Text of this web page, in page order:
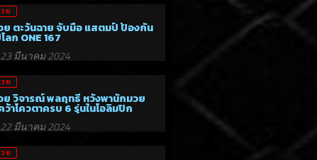
ย
ย ตะวันฉาย จับมือ แสตมป์ ป้องกัน
ลก ONE 167
23 มีนาคม 2024
ย
ย วิจารณ์ พลฤทธิ์ หวังพานักมวย
าโควตาครบ 6 รุ่นในโอลิมปิก
22 มีนาคม 2024
ย